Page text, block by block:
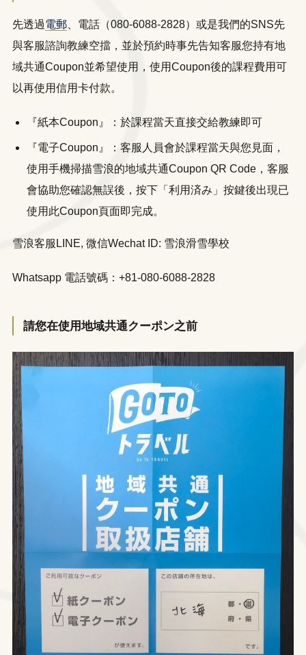
先透過電郵、電話（080-6088-2828）或是我們的SNS先
與客服諮詢教練空擋，並於預約時事先告知客服您持有地
域共通Coupon並希望使用，使用Coupon後的課程費用可
以再使用信用卡付款。
『紙本Coupon』：於課程當天直接交給教練即可
『電子Coupon』：客服人員會於課程當天與您見面，
使用手機掃描雪浪的地域共通Coupon QR Code，客服
會協助您確認無誤後，按下「利用済み」按鍵後出現已
使用此Coupon頁面即完成。
雪浪客服LINE, 微信Wechat ID: 雪浪滑雪學校
Whatsapp 電話號碼：+81-080-6088-2828
請您在使用地域共通クーポン之前